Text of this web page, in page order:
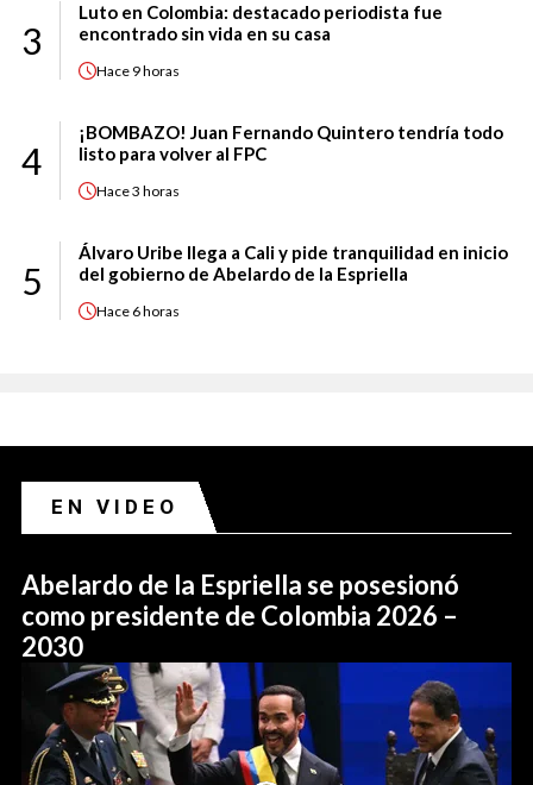
3
Luto en Colombia: destacado periodista fue
encontrado sin vida en su casa
Hace 9 horas
4
¡BOMBAZO! Juan Fernando Quintero tendría todo
listo para volver al FPC
Hace3 horas
5
Álvaro Uribe llega a Cali y pide tranquilidad en inicio
del gobierno de Abelardo de la Espriella
Hace 6 horas
EN VIDEO
Abelardo de la Espriella se posesionó
como presidente de Colombia 2026 –
2030